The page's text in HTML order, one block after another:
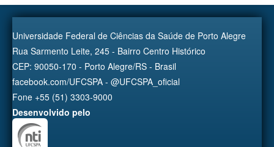
Universidade Federal de Ciências da Saúde de Porto Alegre
Rua Sarmento Leite, 245 - Bairro Centro Histórico
CEP: 90050-170 - Porto Alegre/RS - Brasil
facebook.com/UFCSPA - @UFCSPA_oficial
Fone +55 (51) 3303-9000
Desenvolvido pelo